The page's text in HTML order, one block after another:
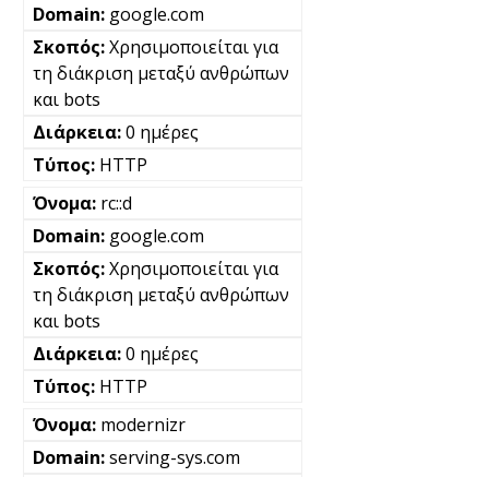
google.com
Χρησιμοποιείται για
τη διάκριση μεταξύ ανθρώπων
και bots
0 ημέρες
HTTP
rc::d
google.com
Χρησιμοποιείται για
τη διάκριση μεταξύ ανθρώπων
και bots
0 ημέρες
HTTP
modernizr
serving-sys.com